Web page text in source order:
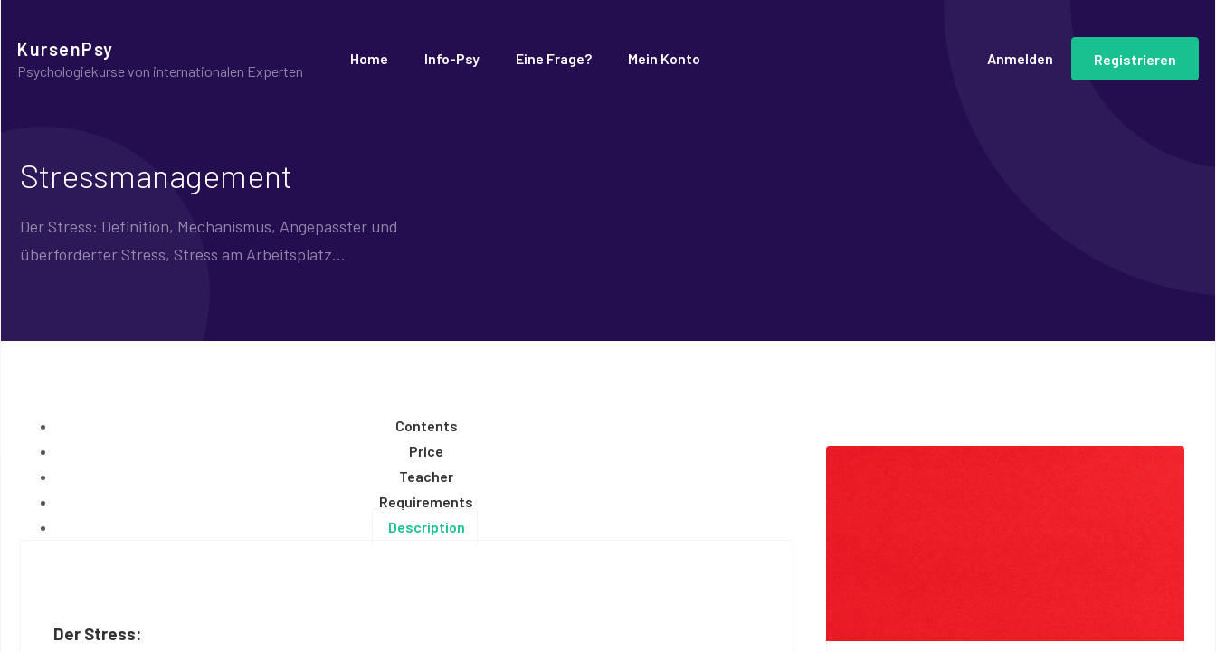
KursenPsy
Psychologiekurse von internationalen Experten
Home Info-Psy Eine Frage? Mein Konto Anmelden Registrieren
Stressmanagement
Der Stress: Definition, Mechanismus, Angepasster und
überforderter Stress, Stress am Arbeitsplatz...
Contents
Price
Teacher
Requirements
Description
Der Stress: